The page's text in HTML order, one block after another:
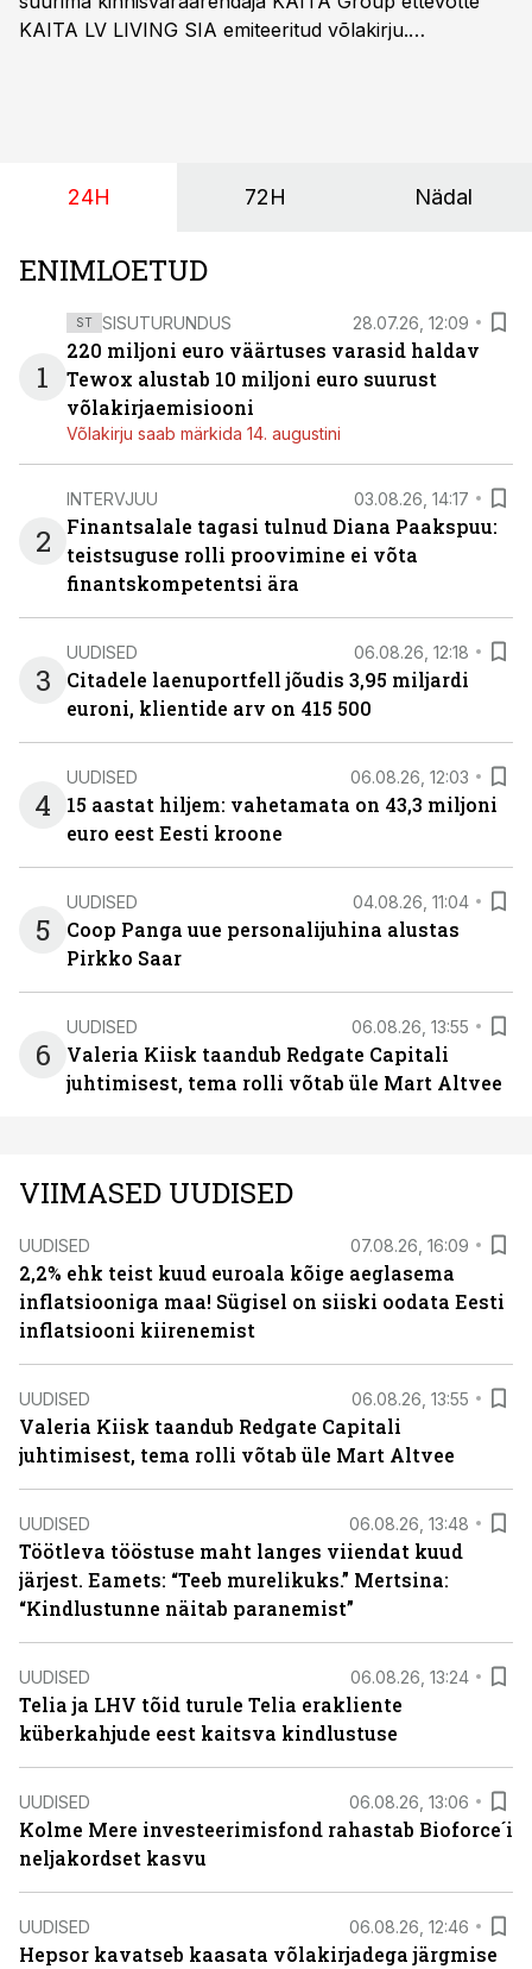
KAITA LV LIVING SIA emiteeritud võlakirju.
24H 72H Nädal
ENIMLOETUD
1
ST SISUTURUNDUS 28.07.26, 12:09
220 miljoni euro väärtuses varasid haldav
Tewox alustab 10 miljoni euro suurust
võlakirjaemisiooni
Võlakirju saab märkida 14. augustini
2
INTERVJUU 03.08.26, 14:17
Finantsalale tagasi tulnud Diana Paakspuu:
teistsuguse rolli proovimine ei võta
finantskompetentsi ära
3
UUDISED 06.08.26, 12:18
Citadele laenuportfell jõudis 3,95 miljardi
euroni, klientide arv on 415 500
4
UUDISED 06.08.26, 12:03
15 aastat hiljem: vahetamata on 43,3 miljoni
euro eest Eesti kroone
5
UUDISED 04.08.26, 11:04
Coop Panga uue personalijuhina alustas
Pirkko Saar
6
UUDISED 06.08.26, 13:55
Valeria Kiisk taandub Redgate Capitali
juhtimisest, tema rolli võtab üle Mart Altvee
VIIMASED UUDISED
UUDISED 07.08.26, 16:09
2,2% ehk teist kuud euroala kõige aeglasema
inflatsiooniga maa! Sügisel on siiski oodata Eesti
inflatsiooni kiirenemist
UUDISED 06.08.26, 13:55
Valeria Kiisk taandub Redgate Capitali
juhtimisest, tema rolli võtab üle Mart Altvee
UUDISED 06.08.26, 13:48
Töötleva tööstuse maht langes viiendat kuud
järjest. Eamets: “Teeb murelikuks.” Mertsina:
“Kindlustunne näitab paranemist”
UUDISED 06.08.26, 13:24
Telia ja LHV tõid turule Telia erakliente
küberkahjude eest kaitsva kindlustuse
UUDISED 06.08.26, 13:06
Kolme Mere investeerimisfond rahastab Bioforce´i
neljakordset kasvu
UUDISED 06.08.26, 12:46
Hepsor kavatseb kaasata võlakirjadega järgmise